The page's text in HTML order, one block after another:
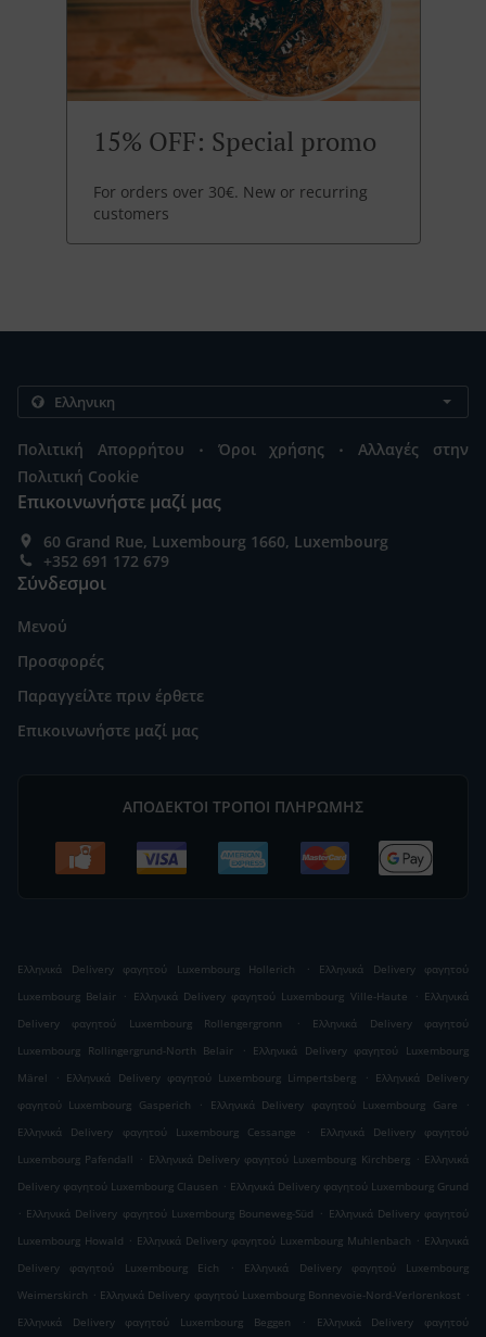
15% OFF: Special promo
For orders over 30€. New or recurring
customers
Πολιτική Απορρήτου . Όροι χρήσης .
Αλλαγές στην
Πολιτική Cookie
Επικοινωνήστε μαζί μας
60 Grand Rue, Luxembourg 1660, Luxembourg
+352 691 172 679
Σύνδεσμοι
Μενού
Προσφορές
Παραγγείλτε πριν έρθετε
Επικοινωνήστε μαζί μας
ΑΠΟΔΕΚΤΟΊ ΤΡΌΠΟΙ ΠΛΗΡΩΜΉΣ
Ελληνικά Delivery φαγητού Luxembourg Hollerich .
Ελληνικά Delivery φαγητού
Luxembourg Belair . Ελληνικά Delivery φαγητού Luxembourg Ville-Haute . Ελληνικά
Delivery φαγητού Luxembourg Rollengergronn
.
Ελληνικά Delivery φαγητού
Luxembourg Rollingergrund-North Belair
. Ελληνικά Delivery φαγητού Luxembourg
Märel
. Ελληνικά Delivery φαγητού Luxembourg Limpertsberg . Ελληνικά Delivery
φαγητού Luxembourg Gasperich
. Ελληνικά Delivery φαγητού Luxembourg Gare
.
Ελληνικά Delivery φαγητού Luxembourg Cessange
.
Ελληνικά Delivery φαγητού
Luxembourg Pafendall . Ελληνικά Delivery φαγητού Luxembourg Kirchberg . Ελληνικά
Delivery φαγητού Luxembourg Clausen . Ελληνικά Delivery φαγητού Luxembourg Grund
. Ελληνικά Delivery φαγητού Luxembourg Bouneweg-Süd . Ελληνικά Delivery φαγητού
Luxembourg Howald . Ελληνικά Delivery φαγητού Luxembourg Muhlenbach . Ελληνικά
Delivery φαγητού Luxembourg Eich
.
Ελληνικά Delivery φαγητού Luxembourg
Weimerskirch . Ελληνικά Delivery φαγητού Luxembourg Bonnevoie-Nord-Verlorenkost .
Ελληνικά Delivery φαγητού Luxembourg Beggen
.
Ελληνικά Delivery φαγητού